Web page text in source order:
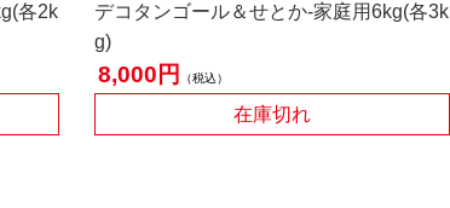
各2k
デコタンゴール＆せとか-家庭用6kg(各3k
g)
8,000 税込
在庫切れ